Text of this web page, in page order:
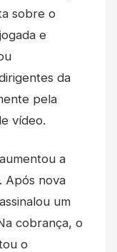
sobre o
e
da
pela
vídeo.
a
Após nova
um
cobrança, o
o